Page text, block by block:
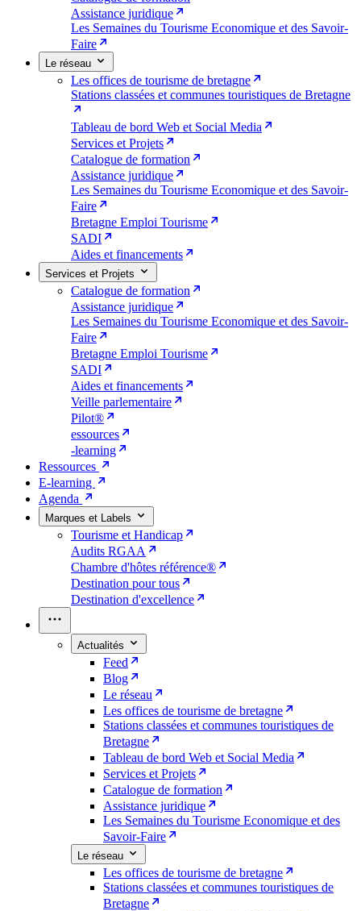
Assistance juridique
Les Semaines du Tourisme Economique et des Savoir-
Faire
Le réseau
Les offices de tourisme de bretagne
Stations classées et communes touristiques de Bretagne
Tableau de bord Web et Social Media
Services et Projets
Catalogue de formation
Assistance juridique
Les Semaines du Tourisme Economique et des Savoir-
Faire
Bretagne Emploi Tourisme
SADI
Aides et financements
Services et Projets
Catalogue de formation
Assistance juridique
Les Semaines du Tourisme Economique et des Savoir-
Faire
Bretagne Emploi Tourisme
SADI
Aides et financements
Veille parlementaire
Pilot®
essources
-learning
Ressources
E-learning
Agenda
Marques et Labels
Tourisme et Handicap
Audits RGAA
Chambre d'hôtes référence®
Destination pour tous
Destination d'excellence
Actualités
Feed
Blog
Le réseau
Les offices de tourisme de bretagne
Stations classées et communes touristiques de
Bretagne
Tableau de bord Web et Social Media
Services et Projets
Catalogue de formation
Assistance juridique
Les Semaines du Tourisme Economique et des
Savoir-Faire
Le réseau
Les offices de tourisme de bretagne
Stations classées et communes touristiques de
Bretagne